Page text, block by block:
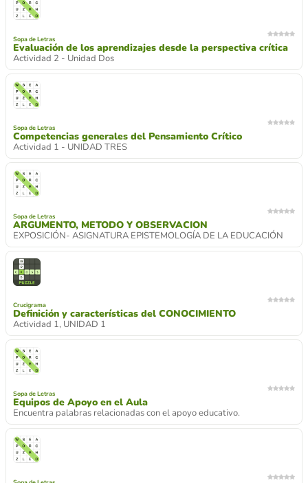
Sopa de Letras
Evaluación de los aprendizajes desde la perspectiva crítica
Actividad 2 - Unidad Dos
Sopa de Letras
Competencias generales del Pensamiento Crítico
Actividad 1 - UNIDAD TRES
Sopa de Letras
ARGUMENTO, METODO Y OBSERVACION
EXPOSICIÓN- ASIGNATURA EPISTEMOLOGÍA DE LA EDUCACIÓN
Crucigrama
Definición y características del CONOCIMIENTO
Actividad 1, UNIDAD 1
Sopa de Letras
Equipos de Apoyo en el Aula
Encuentra palabras relacionadas con el apoyo educativo.